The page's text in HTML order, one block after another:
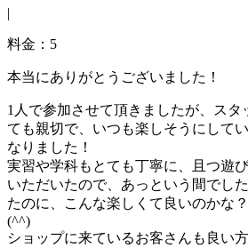
|
料金：5
本当にありがとうございました！
1人で参加させて頂きましたが、スタ
ても親切で、いつも楽しそうにして
なりました！
実習や学科もとても丁寧に、且つ遊
いただいたので、あっという間でし
たのに、こんな楽しくて良いのかな
(^^)
ショップに来ているお客さんも良い